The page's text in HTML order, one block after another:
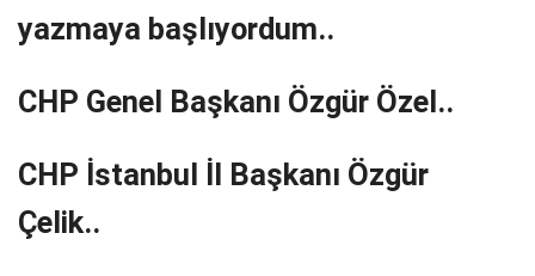
yazmaya başlıyordum..
CHP Genel Başkanı Özgür Özel..
CHP İstanbul İl Başkanı Özgür
Çelik..